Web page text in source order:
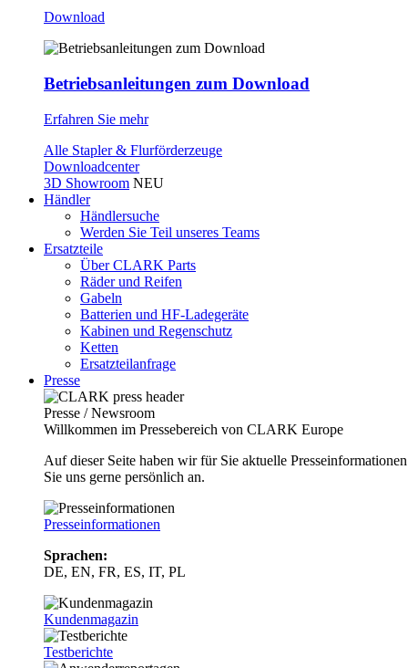
Download
Betriebsanleitungen zum Download
Erfahren Sie mehr
Alle Stapler & Flurförderzeuge
Downloadcenter
3D Showroom NEU
Händler
Händlersuche
Werden Sie Teil unseres Teams
Ersatzteile
Über CLARK Parts
Räder und Reifen
Gabeln
Batterien und HF-Ladegeräte
Kabinen und Regenschutz
Ketten
Ersatzteilanfrage
Presse
Presse / Newsroom
Willkommen im Pressebereich von CLARK Europe
Auf dieser Seite haben wir für Sie aktuelle
Sie uns gerne persönlich an.
Presseinformationen
Sprachen:
DE, EN, FR, ES, IT, PL
Kundenmagazin
Testberichte